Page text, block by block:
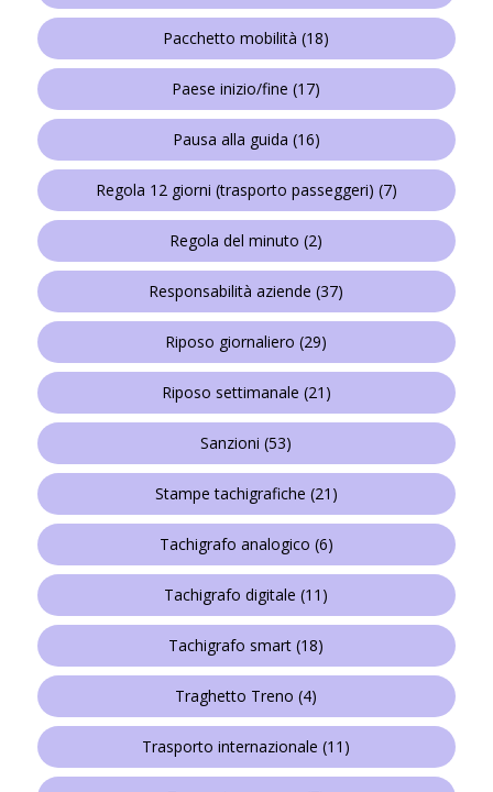
Pacchetto mobilità (18)
Paese inizio/fine (17)
Pausa alla guida (16)
Regola 12 giorni (trasporto passeggeri) (7)
Regola del minuto (2)
Responsabilità aziende (37)
Riposo giornaliero (29)
Riposo settimanale (21)
Sanzioni (53)
Stampe tachigrafiche (21)
Tachigrafo analogico (6)
Tachigrafo digitale (11)
Tachigrafo smart (18)
Traghetto Treno (4)
Trasporto internazionale (11)